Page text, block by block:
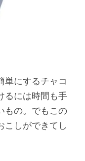
単にするチャコ
るには時間も手
もの。でもこの
こしができてし